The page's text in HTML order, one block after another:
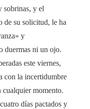
sobrinas, y el
de su solicitud, le ha
y
duermas ni un ojo.
este viernes,
con la incertidumbre
cualquier momento.
días pactados y